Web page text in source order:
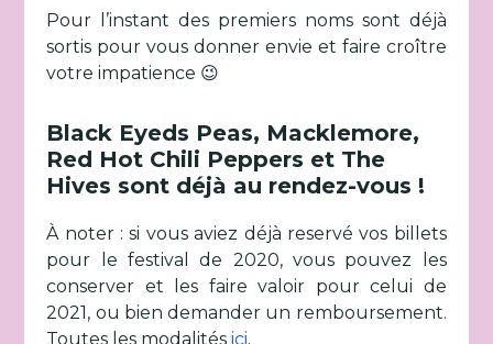
Pour l’instant des premiers noms sont déjà
sortis pour vous donner envie et faire croître
votre impatience 😉
Black Eyeds Peas, Macklemore,
Red Hot Chili Peppers et The
Hives sont déjà au rendez-vous !
À noter : si vous aviez déjà reservé vos billets
pour le festival de 2020, vous pouvez les
conserver et les faire valoir pour celui de
2021, ou bien demander un remboursement.
Toutes les modalités ici.